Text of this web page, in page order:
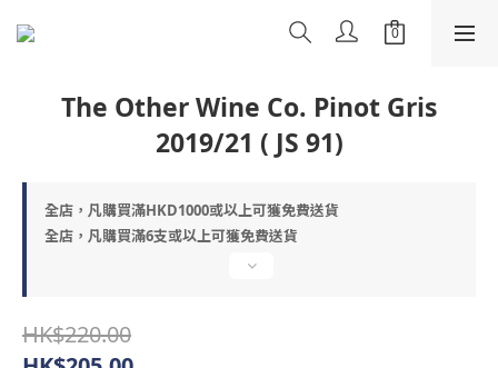
The Other Wine Co. Pinot Gris
2019/21 ( JS 91)
全店，凡購買滿HKD1000或以上可獲免費送貨
全店，凡購買滿6支或以上可獲免費送貨
HK$220.00